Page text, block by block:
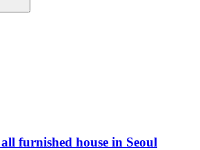
furnished house in Seoul